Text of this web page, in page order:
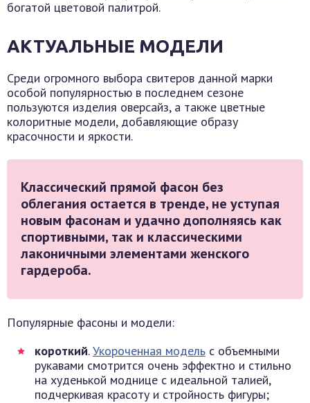
богатой цветовой палитрой.
АКТУАЛЬНЫЕ МОДЕЛИ
Среди огромного выбора свитеров данной марки
особой популярностью в последнем сезоне
пользуются изделия оверсайз, а также цветные
колоритные модели, добавляющие образу
красочности и яркости.
Классический прямой фасон без
облегания остается в тренде, не уступая
новым фасонам и удачно дополняясь как
спортивными, так и классическими
лаконичными элементами женского
гардероба.
Популярные фасоны и модели:
короткий.Укороченная модель с объемными
рукавами смотрится очень эффектно и стильно
на худенькой моднице с идеальной талией,
подчеркивая красоту и стройность фигуры;